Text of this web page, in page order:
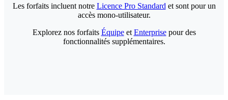
Les forfaits incluent notre Licence Pro Standard et sont pour un
accès mono-utilisateur.
Explorez nos forfaits Équipeet Enterprisepour des
fonctionnalités supplémentaires.